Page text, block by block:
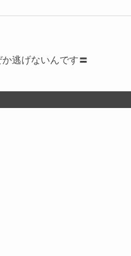
逃げないんです〓